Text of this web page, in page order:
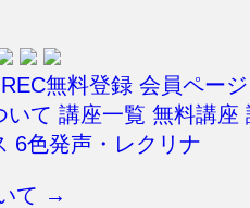
無料登録 会員ページ
いて 講座一覧 無料講座
6色発声・レクリナ
て →